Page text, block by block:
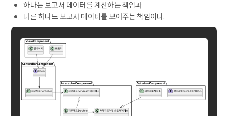
하나는 보고서 데이터를 계산하는 책임과
다른 하나느 보고서 데이터를 보여주는 책임이다.